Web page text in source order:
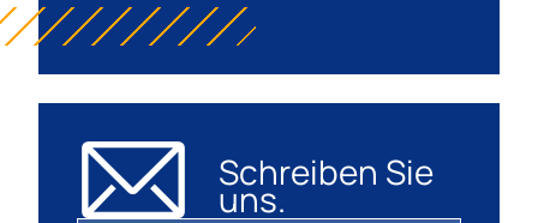
Schreiben Sie
uns.